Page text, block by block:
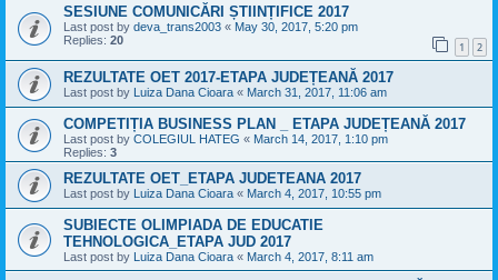
SESIUNE COMUNICĂRI ȘTIINȚIFICE 2017
Last post by deva_trans2003 « May 30, 2017, 5:20 pm
Replies: 20 1 2
REZULTATE OET 2017-ETAPA JUDEȚEANĂ 2017
Last post by Luiza Dana Cioara « March 31, 2017, 11:06 am
COMPETIȚIA BUSINESS PLAN _ ETAPA JUDEȚEANĂ 2017
Last post by COLEGIUL HATEG « March 14, 2017, 1:10 pm
Replies: 3
REZULTATE OET_ETAPA JUDETEANA 2017
Last post by Luiza Dana Cioara « March 4, 2017, 10:55 pm
SUBIECTE OLIMPIADA DE EDUCATIE
TEHNOLOGICA_ETAPA JUD 2017
Last post by Luiza Dana Cioara « March 4, 2017, 8:11 am